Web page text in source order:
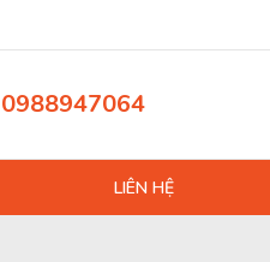
0988947064
LIÊN HỆ